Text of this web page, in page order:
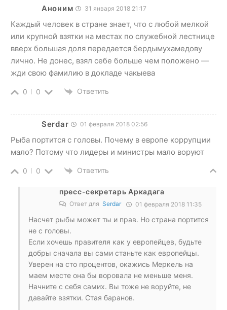
Аноним 31 января 2018 21:17
Каждый человек в стране знает, что с любой мелкой
или крупной взятки на местах по служебной лестнице
вверх большая доля передается бердымухамедову
лично. Не донес, взял себе больше чем положено —
жди свою фамилию в докладе чакыева
0 0 Ответить
Serdar 01 февраля 2018 02:56
Рыба портится с головы. Почему в европе коррупции
мало? Потому что лидеры и министры мало воруют
0 0 Ответить
пресс-секретарь Аркадага
Ответ для Serdar 01 февраля 2018 11:35
Насчет рыбы может ты и прав. Но страна портится
не с головы.
Если хочешь правителя как у европейцев, будьте
добры сначала вы сами станьте как европейцы.
Уверен на сто процентов, окажись Меркель на
маем месте она бы воровала не меньше меня.
Начните с себя самих. Вы тоже не воруйте, не
давайте взятки. Стая баранов.